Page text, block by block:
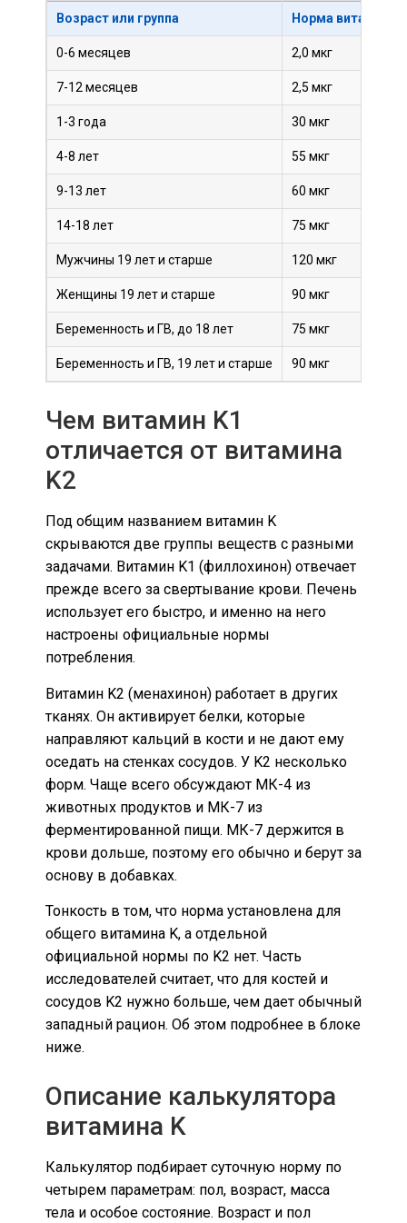
Возраст или группа Норма витамина
0-6 месяцев 2,0 мкг
7-12 месяцев 2,5 мкг
1-3 года 30 мкг
4-8 лет 55 мкг
9-13 лет 60 мкг
14-18 лет 75 мкг
Мужчины 19 лет и старше 120 мкг
Женщины 19 лет и старше 90 мкг
Беременность и ГВ, до 18 лет 75 мкг
Беременность и ГВ, 19 лет и старше 90 мкг
Чем витамин K1
отличается от витамина
K2
Под общим названием витамин K
скрываются две группы веществ с разными
задачами. Витамин K1 (филлохинон) отвечает
прежде всего за свертывание крови. Печень
использует его быстро, и именно на него
настроены официальные нормы
потребления.
Витамин K2 (менахинон) работает в других
тканях. Он активирует белки, которые
направляют кальций в кости и не дают ему
оседать на стенках сосудов. У K2 несколько
форм. Чаще всего обсуждают МК-4 из
животных продуктов и МК-7 из
ферментированной пищи. МК-7 держится в
крови дольше, поэтому его обычно и берут за
основу в добавках.
Тонкость в том, что норма установлена для
общего витамина K, а отдельной
официальной нормы по K2 нет. Часть
исследователей считает, что для костей и
сосудов K2 нужно больше, чем дает обычный
западный рацион. Об этом подробнее в блоке
ниже.
Описание калькулятора
витамина K
Калькулятор подбирает суточную норму по
четырем параметрам: пол, возраст, масса
тела и особое состояние. Возраст и пол